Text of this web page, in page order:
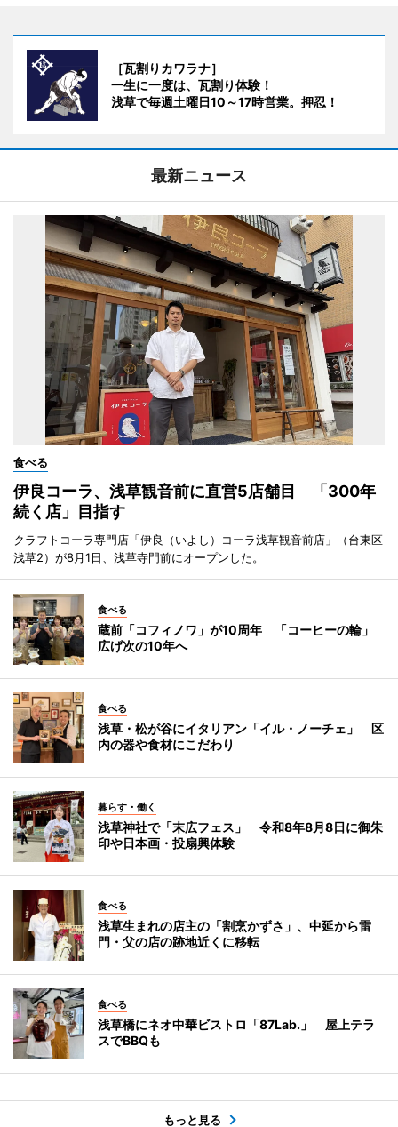
［瓦割りカワラナ］
一生に一度は、瓦割り体験！
浅草で毎週土曜日10～17時営業。押忍！
最新ニュース
食べる
伊良コーラ、浅草観音前に直営5店舗目 「300年
続く店」目指す
クラフトコーラ専門店「伊良（いよし）コーラ浅草観音前店」（台東区
浅草2）が8月1日、浅草寺門前にオープンした。
食べる
蔵前「コフィノワ」が10周年 「コーヒーの輪」
広げ次の10年へ
食べる
浅草・松が谷にイタリアン「イル・ノーチェ」 区
内の器や食材にこだわり
暮らす・働く
浅草神社で「末広フェス」 令和8年8月8日に御朱
印や日本画・投扇興体験
食べる
浅草生まれの店主の「割烹かずさ」、中延から雷
門・父の店の跡地近くに移転
食べる
浅草橋にネオ中華ビストロ「87Lab.」 屋上テラ
スでBBQも
もっと見る